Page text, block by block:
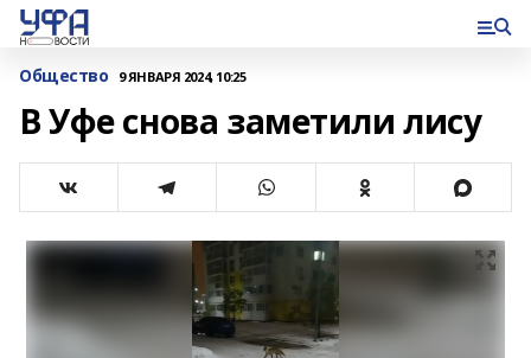
Общество 9 ЯНВАРЯ 2024, 10:25
В Уфе снова заметили лису